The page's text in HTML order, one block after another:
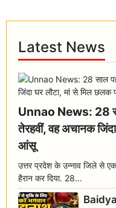
Latest News
Unnao News: 28
तेरहवीं, वह अचानक
आंसू
उत्तर प्रदेश के उन्नाव जिले से
हैरान कर दिया. 28...